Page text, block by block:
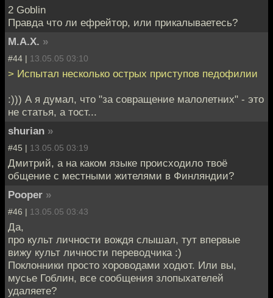
2 Goblin
Правда что ли ефрейтор, или прикалываетесь?
M.A.X. »
#44 | 13.05.05 03:10
> Испытал несколько острых приступов педофилии
:))) А я думал, что "за совращение малолетних" - это
не статья, а тост...
shurian »
#45 | 13.05.05 03:19
Дмитрий, а на каком языке происходило твоё
общение с местными жителями в Финляндии?
Pooper »
#46 | 13.05.05 03:43
Да,
про культ личности вождя слышал, тут впервые
вижу культ личности переводчика :)
Поклонники просто хороводами ходют. Или вы,
мусье Гоблин, все сообщения злопыхателей
удаляете?